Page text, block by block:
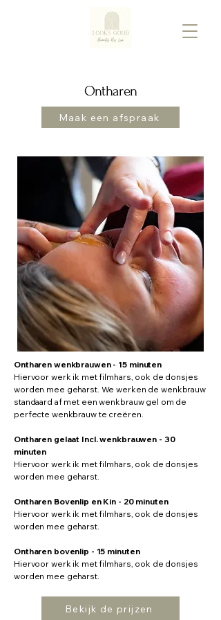
Ontharen
Maak een afspraak
Ontharen wenkbrauwen - 15 minuten
Hiervoor werk ik met filmhars, ook de donsjes
worden mee geharst. We werken de wenkbrauw
standaard af met een wenkbrauw gel om de
perfecte wenkbrauw te creëren.
Ontharen gelaat Incl. wenkbrauwen - 30
minuten
Hiervoor werk ik met filmhars, ook de donsjes
worden mee geharst.
Ontharen Bovenlip en Kin - 20 minuten
Hiervoor werk ik met filmhars, ook de donsjes
worden mee geharst.
Ontharen bovenlip - 15 minuten
Hiervoor werk ik met filmhars, ook de donsjes
worden mee geharst.
Bekijk de prijzen